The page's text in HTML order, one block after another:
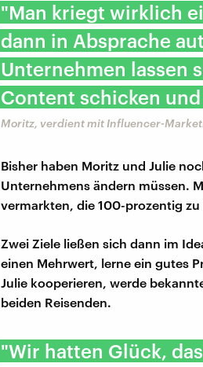
"Man kriegt wirklich
dann in Absprache
Unternehmen lassen
Content schicken
Moritz, verdient mit Influencer-
Bisher haben Moritz und Julie
Unternehmens ändern müssen.
vermarkten, die 100-prozentig zu
Zwei Ziele ließen sich dann im
einen Mehrwert, lerne ein gutes
Julie kooperieren, werde
beiden Reisenden.
"Wir hatten Glück,